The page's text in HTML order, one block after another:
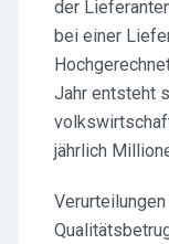
der
bei einer
Jahr entsteht
jährlich